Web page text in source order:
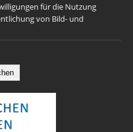
für die Nutzung
von Bild- und